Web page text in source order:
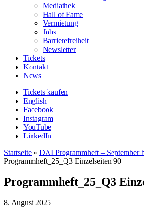
Mediathek
Hall of Fame
Vermietung
Jobs
Barrierefreiheit
Newsletter
Tickets
Kontakt
News
Tickets kaufen
English
Facebook
Instagram
YouTube
LinkedIn
Startseite » DAI Programmheft – September
Programmheft_25_Q3 Einzelseiten 90
Programmheft_25_Q3
8. August 2025